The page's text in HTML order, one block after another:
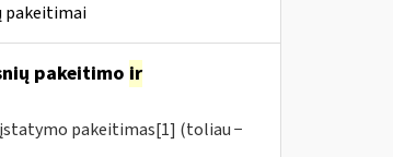
pakeitimai
pakeitimo ir
pakeitimas[1] (toliau −